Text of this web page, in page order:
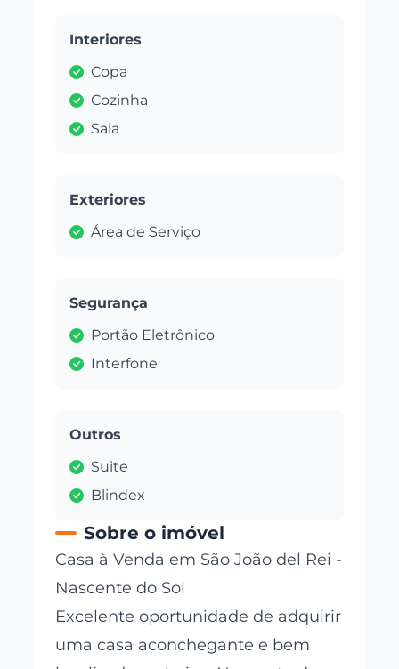
Interiores
Copa
Cozinha
Sala
Exteriores
Área de Serviço
Segurança
Portão Eletrônico
Interfone
Outros
Suite
Blindex
Sobre o imóvel
Casa à Venda em São João del Rei -
Nascente do Sol
Excelente oportunidade de adquirir
uma casa aconchegante e bem